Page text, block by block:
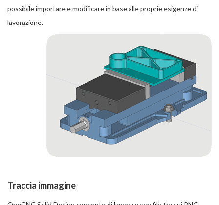
possibile importare e modificare in base alle proprie esigenze di
lavorazione.
Traccia immagine